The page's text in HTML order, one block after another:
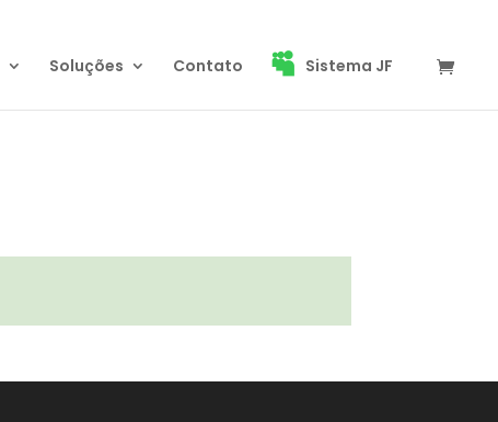
Soluções Contato Sistema JF